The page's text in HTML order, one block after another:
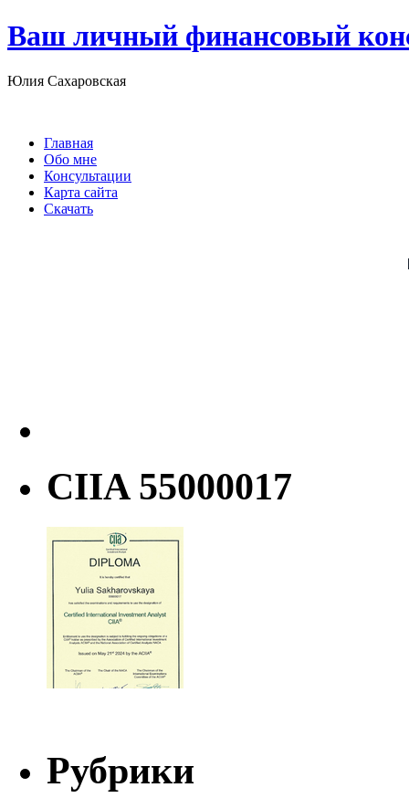
Ваш личный финансовый
Юлия Сахаровская
Главная
Обо мне
Консультации
Карта сайта
Скачать
CIIA 55000017
Рубрики